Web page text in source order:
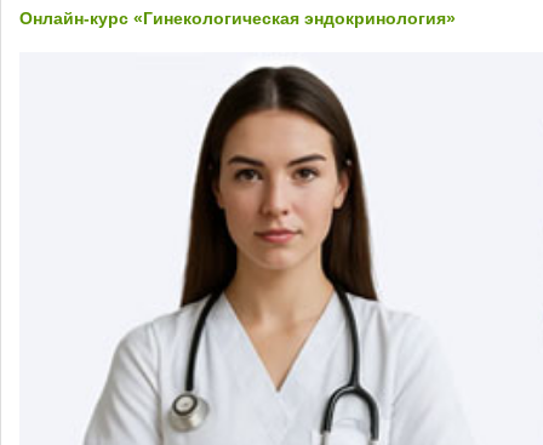
Онлайн-курс «Гинекологическая эндокринология»